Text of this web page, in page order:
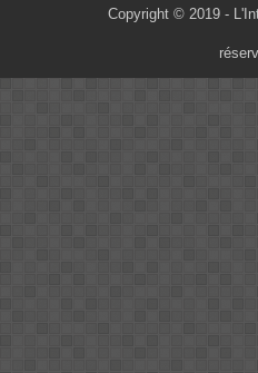
Copyright © 2019 -